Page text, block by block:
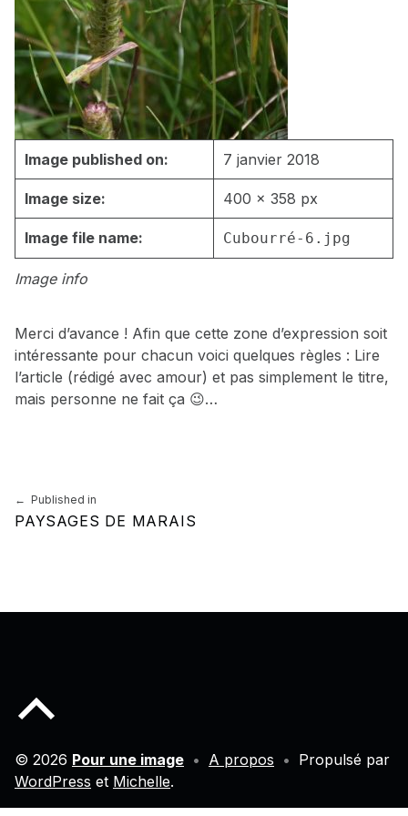
Image info
Image published on: 7 janvier 2018
Image size: 400 × 358 px
Image file name: Cubourré-6.jpg
Merci d’avance ! Afin que cette zone d’expression soit
intéressante pour chacun voici quelques règles : Lire
l’article (rédigé avec amour) et pas simplement le titre,
mais personne ne fait ça 😉…
Skip back to main navigation
Navigation de l’article
Published in
PAYSAGES DE MARAIS
© 2026 Pour une image • A propos • Propulsé par
WordPress et Michelle.